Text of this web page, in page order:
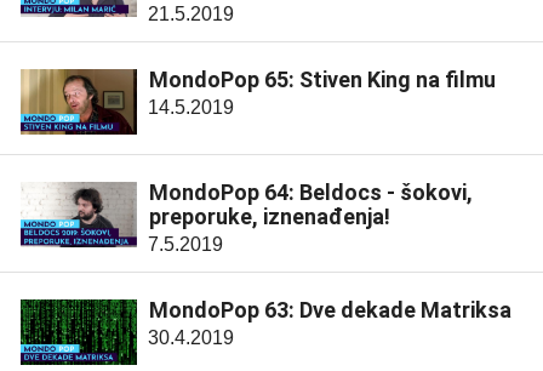
21.5.2019
MondoPop 65: Stiven King na filmu
14.5.2019
MondoPop 64: Beldocs - šokovi,
preporuke, iznenađenja!
7.5.2019
MondoPop 63: Dve dekade Matriksa
30.4.2019